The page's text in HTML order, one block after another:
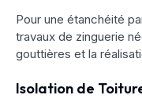
Pour une étanchéité
travaux de zinguerie
gouttières et la
Isolation de